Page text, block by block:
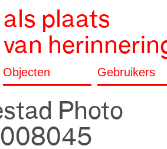
als plaats
van
Objecten Gebruikers
Photo